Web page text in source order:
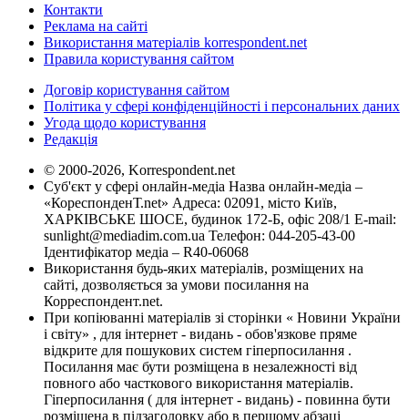
Контакти
Реклама на сайті
Використання матеріалів korrespondent.net
Правила користування сайтом
Договір користування сайтом
Політика у сфері конфіденційності і персональних даних
Угода щодо користування
Редакція
© 2000-2026, Korrespondent.net
Суб'єкт у сфері онлайн-медіа Назва онлайн-медіа –
«КореспонденТ.net» Адреса: 02091, місто Київ,
ХАРКІВСЬКЕ ШОСЕ, будинок 172-Б, офіс 208/1 E-mail:
sunlight@mediadim.com.ua Телефон: 044-205-43-00
Ідентифікатор медіа – R40-06068
Використання будь-яких матеріалів, розміщених на
сайті, дозволяється за умови посилання на
Корреспондент.net.
При копіюванні матеріалів зі сторінки « Новини України
і світу» , для інтернет - видань - обов'язкове пряме
відкрите для пошукових систем гіперпосилання .
Посилання має бути розміщена в незалежності від
повного або часткового використання матеріалів.
Гіперпосилання ( для інтернет - видань) - повинна бути
розміщена в підзаголовку або в першому абзаці